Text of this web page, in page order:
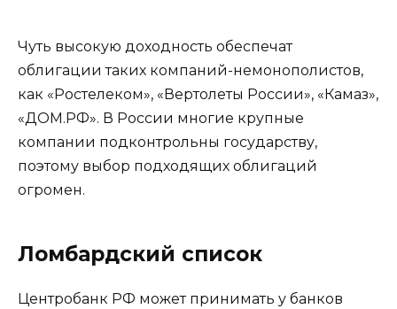
Чуть высокую доходность обеспечат
облигации таких компаний-немонополистов,
как «Ростелеком», «Вертолеты России», «Камаз»,
«ДОМ.РФ». В России многие крупные
компании подконтрольны государству,
поэтому выбор подходящих облигаций
огромен.
Ломбардский список
Центробанк РФ может принимать у банков